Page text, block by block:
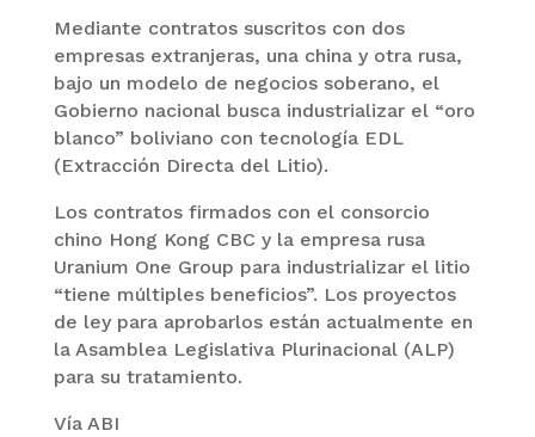
Mediante contratos suscritos con dos
empresas extranjeras, una china y otra rusa,
bajo un modelo de negocios soberano, el
Gobierno nacional busca industrializar el “oro
blanco” boliviano con tecnología EDL
(Extracción Directa del Litio).
Los contratos firmados con el consorcio
chino Hong Kong CBC y la empresa rusa
Uranium One Group para industrializar el litio
“tiene múltiples beneficios”. Los proyectos
de ley para aprobarlos están actualmente en
la Asamblea Legislativa Plurinacional (ALP)
para su tratamiento.
Vía ABI